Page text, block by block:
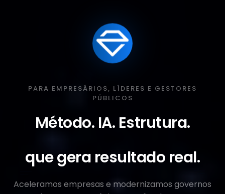
PARA EMPRESÁRIOS, LÍDERES E GESTORES
PÚBLICOS
Método. IA. Estrutura.
que gera resultado real.
Aceleramos empresas e modernizamos governos